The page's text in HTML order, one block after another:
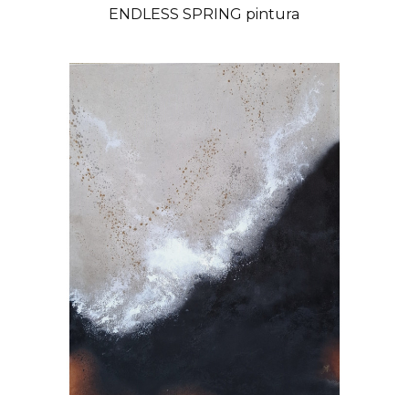
ENDLESS SPRING pintura